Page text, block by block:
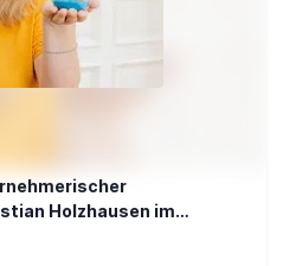
Holzhausen im